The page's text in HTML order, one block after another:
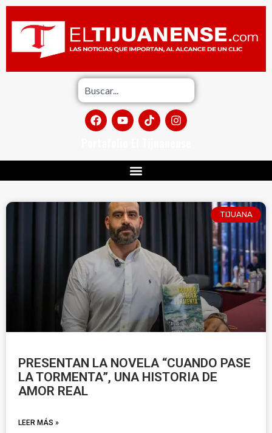
TIJUANA
PRESENTAN LA NOVELA “CUANDO PASE
LA TORMENTA”, UNA HISTORIA DE
AMOR REAL
LEER MÁS »